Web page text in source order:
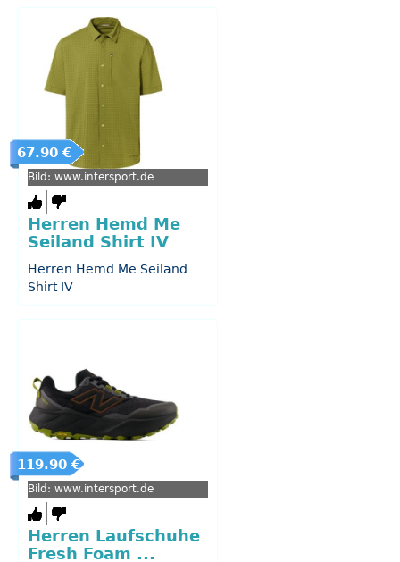
67.90 €
Bild: www.intersport.de
Herren Hemd Me
Seiland Shirt IV
Herren Hemd Me Seiland
Shirt IV
119.90 €
Bild: www.intersport.de
Herren Laufschuhe
Fresh Foam ...